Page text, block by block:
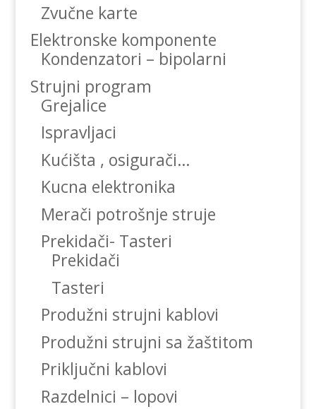
Zvučne karte
Elektronske komponente
Kondenzatori – bipolarni
Strujni program
Grejalice
Ispravljaci
Kućišta , osigurači…
Kucna elektronika
Merači potrošnje struje
Prekidači- Tasteri
Prekidači
Tasteri
Produžni strujni kablovi
Produžni strujni sa žaštitom
Priključni kablovi
Razdelnici – lopovi